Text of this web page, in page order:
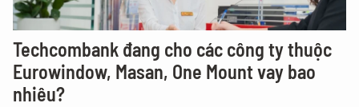
Techcombank đang cho các công ty thuộc
Eurowindow, Masan, One Mount vay bao
nhiêu?